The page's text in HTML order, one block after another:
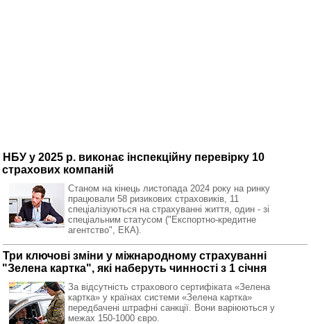
НБУ у 2025 р. виконає інспекційну перевірку 10
страхових компаній
Станом на кінець листопада 2024 року на ринку
працювали 58 ризикових страховиків, 11
спеціалізуються на страхуванні життя, один - зі
спеціальним статусом ("Експортно-кредитне
агентство", ЕКА).
Три ключові зміни у міжнародному страхуванні
"Зелена картка", які наберуть чинності з 1 січня
За відсутність страхового сертифіката «Зелена
картка» у країнах системи «Зелена картка»
передбачені штрафні санкції. Вони варіюються у
межах 150-1000 євро.